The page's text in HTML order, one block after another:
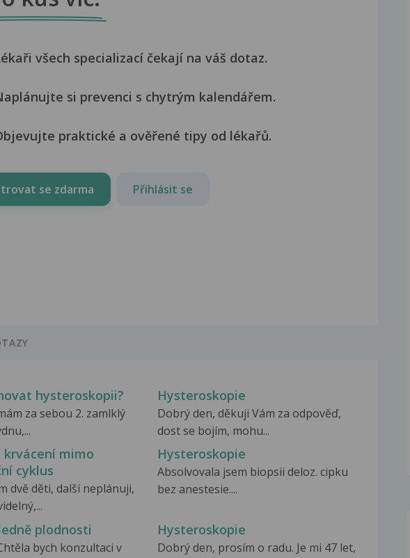
všech specializací čekají na váš dotaz.
si prevenci s chytrým kalendářem.
praktické a ověřené tipy od lékařů.
se zdarma Přihlásit se
hysteroskopii?
za sebou 2. zamlklý
Hysteroskopie
Dobrý den, děkuji Vám za odpověď,
dost se bojím, mohu...
krvácení mimo
cyklus
dvě děti, další neplánuji,
Hysteroskopie
Absolvovala jsem biopsii deloz. cipku
bez anestesie....
plodnosti
bych konzultaci v
Hysteroskopie
Dobrý den, prosím o radu. Je mi 47 let,